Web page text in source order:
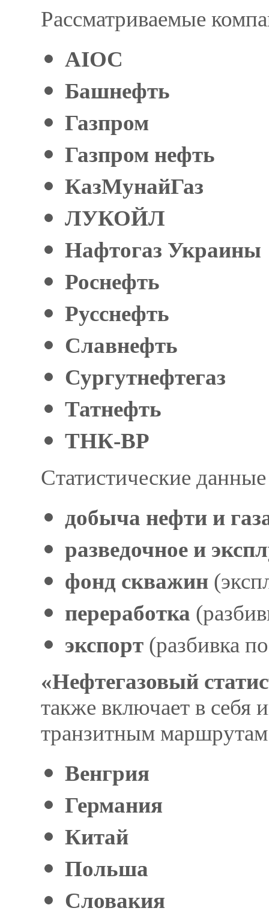
Рассматриваемые
AIOC
Башнефть
Газпром
Газпром нефть
КазМунайГаз
ЛУКОЙЛ
Нафтогаз Украины
Роснефть
Русснефть
Славнефть
Сургутнефтегаз
Татнефть
ТНК-ВР
Статистические
добыча нефти и
разведочное и
фонд скважин
переработка
экспорт (разбивка
«Нефтегазовый
также включает в
транзитным
Венгрия
Германия
Китай
Польша
Словакия